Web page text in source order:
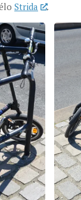
Strida .